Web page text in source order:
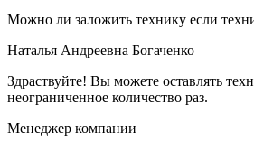
Можно ли заложить технику если
Наталья Андреевна Богаченко
Здраствуйте! Вы можете оставлять
неограниченное количество раз.
Менеджер компании